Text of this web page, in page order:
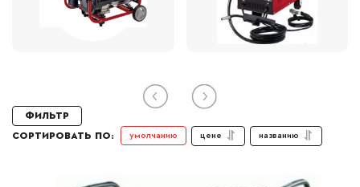
Фильтр
СОРТИРОВАТЬ ПО:
умолчанию цене названию